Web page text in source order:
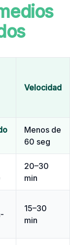
Velocidad
Menos de
60 seg
20–30
min
15–30
min